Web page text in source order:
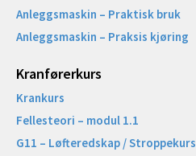
Anleggsmaskin – Praktisk bruk
Anleggsmaskin – Praksis kjøring
Kranførerkurs
Krankurs
Fellesteori – modul 1.1
G11 – Løfteredskap / Stroppekurs